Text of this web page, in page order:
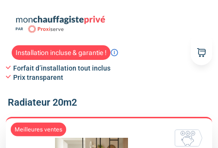
Installation incluse & garantie !
Forfait d’installation tout inclus
Prix transparent
Radiateur 20m2
meilleures ventes